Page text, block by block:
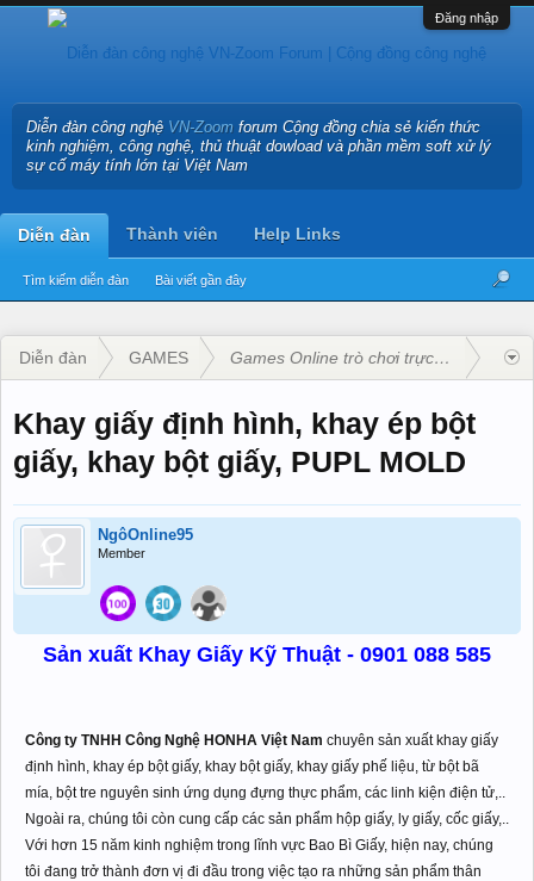
Đăng nhập
Diễn đàn công nghệ VN-Zoom forum Cộng đồng chia sẻ kiến thức
kinh nghiệm, công nghệ, thủ thuật dowload và phần mềm soft xử lý
sự cố máy tính lớn tại Việt Nam
Diễn đàn
Tìm kiếm diễn đàn Bài viết gần đây
Thành viên Help Links
Diễn đàn GAMES Games Online trò chơi trực tuyến
Khay giấy định hình, khay ép bột
giấy, khay bột giấy, PUPL MOLD
NgôOnline95
Member
Sản xuất Khay Giấy Kỹ Thuật - 0901 088 585
Công ty TNHH Công Nghệ HONHA Việt Nam chuyên sản xuất khay giấy
định hình, khay ép bột giấy, khay bột giấy, khay giấy phế liệu, từ bột bã
mía, bột tre nguyên sinh ứng dụng đựng thực phẩm, các linh kiện điện tử,..
Ngoài ra, chúng tôi còn cung cấp các sản phẩm hộp giấy, ly giấy, cốc giấy,..
Với hơn 15 năm kinh nghiệm trong lĩnh vực Bao Bì Giấy, hiện nay, chúng
tôi đang trở thành đơn vị đi đầu trong việc tạo ra những sản phẩm thân